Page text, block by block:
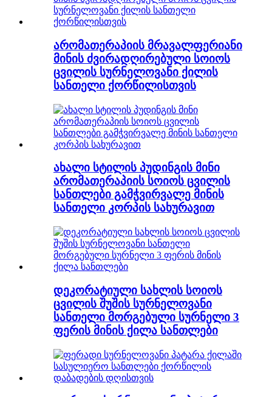
არომათერაპიის მრავალფერიანი
მინის ძვირადღირებული სოიოს
ცვილის სურნელოვანი ქილის
სანთელი ქორწილისთვის
ახალი სტილის პუდინგის მინი
არომათერაპიის სოიოს ცვილის
სანთლები გამჭვირვალე მინის
სანთელი კორპის სახურავით
დეკორატიული სახლის სოიოს
ცვილის შუშის სურნელოვანი
სანთელი მორგებული სურნელი 3
ფერის მინის ქილა სანთლები